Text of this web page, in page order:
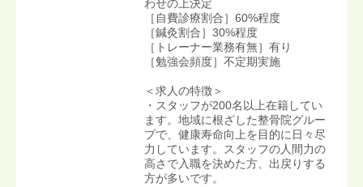
わせの上決定
［自費診療割合］60%程度
［鍼灸割合］30%程度
［トレーナー業務有無］有り
［勉強会頻度］不定期実施
＜求人の特徴＞
・スタッフが200名以上在籍してい
ます。地域に根ざした整骨院グルー
プで、健康寿命向上を目的に日々尽
力しています。スタッフの人間力の
高さで入職を決めた方、出戻りする
方が多いです。